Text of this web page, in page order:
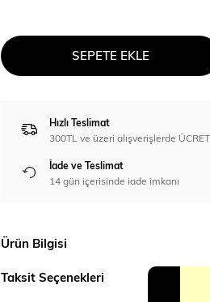
SEPETE EKLE
Hızlı Teslimat
300TL ve üzeri alışverişlerde
İade ve Teslimat
14 gün içerisinde iade imkanı
Ürün Bilgisi
Taksit Seçenekleri